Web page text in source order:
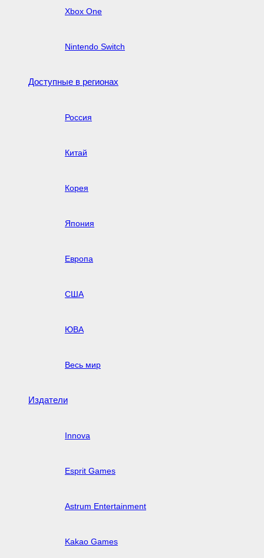
Xbox One
Nintendo Switch
Доступные в регионах
Россия
Китай
Корея
Япония
Европа
США
ЮВА
Весь мир
Издатели
Innova
Esprit Games
Astrum Entertainment
Kakao Games